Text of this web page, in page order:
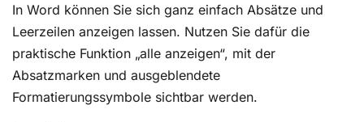
In Word können Sie sich ganz einfach Absätze und
Leerzeilen anzeigen lassen. Nutzen Sie dafür die
praktische Funktion „alle anzeigen“, mit der
Absatzmarken und ausgeblendete
Formatierungssymbole sichtbar werden.